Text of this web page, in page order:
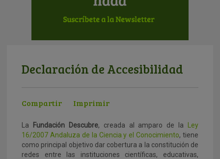
Declaración de Accesibilidad
Compartir Imprimir
La Fundación Descubre, creada al amparo de la
Ley
16/2007 Andaluza de la Ciencia y el Conocimiento, tiene
como principal objetivo dar cobertura a la constitución de
redes entre las instituciones científicas, educativas,